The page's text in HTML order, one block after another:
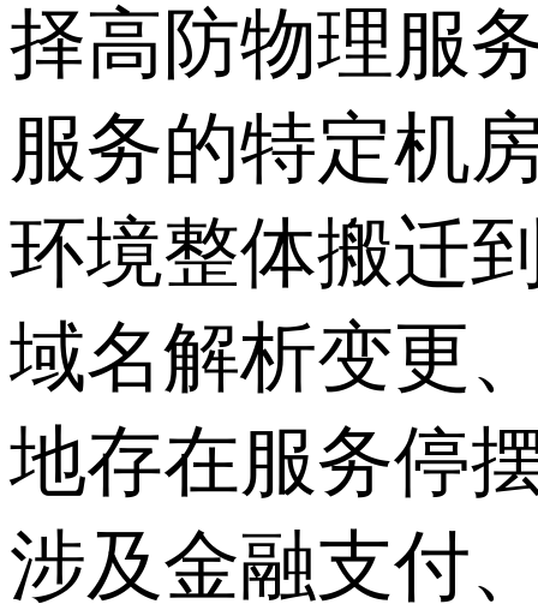
择高防物理服
服务的特定机
环境整体搬迁
域名解析变更
地存在服务停
涉及金融支付